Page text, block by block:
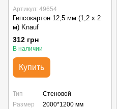
Артикул: 49654
Гипсокартон 12,5 мм (1,2 х 2
м) Knauf
312 грн
В наличии
Купить
Тип
Стеновой
Размер
2000*1200 мм